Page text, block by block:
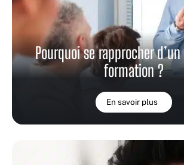
Pourquoi se rapprocher
formation ?
En savoir plus